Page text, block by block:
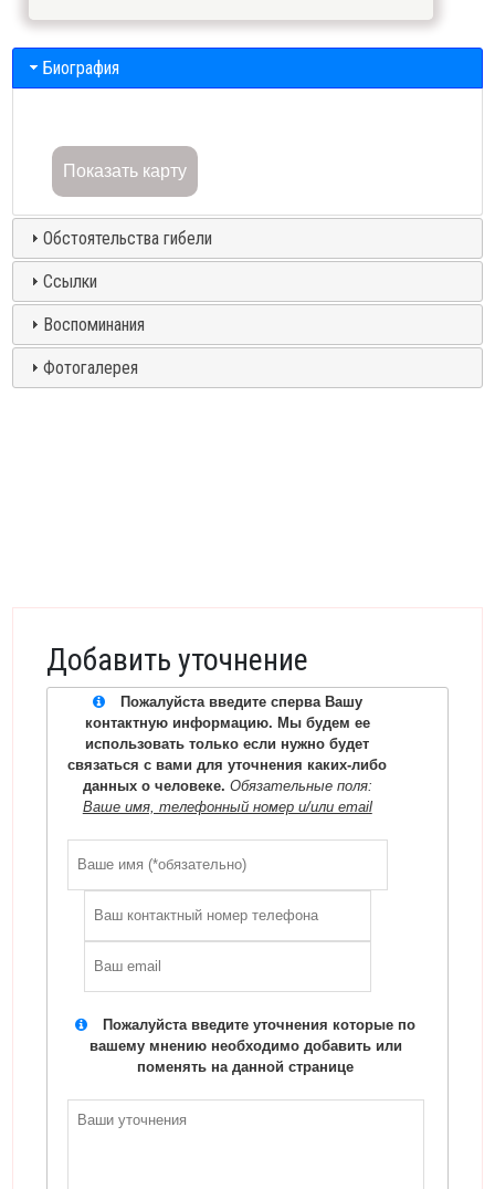
Биография
Показать карту
Обстоятельства гибели
Ссылки
Воспоминания
Фотогалерея
Добавить уточнение
Пожалуйста введите сперва Вашу
контактную информацию. Мы будем ее
использовать только если нужно будет
связаться с вами для уточнения каких-либо
данных о человеке. Обязательные поля:
Ваше имя, телефонный номер и/или email
Пожалуйста введите уточнения которые по
вашему мнению необходимо добавить или
поменять на данной странице